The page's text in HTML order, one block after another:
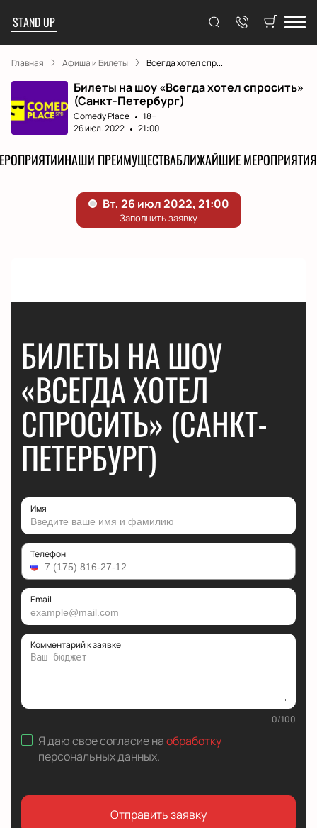
STAND UP
Главная Афиша и Билеты Всегда хотел спр...
Билеты на шоу «Всегда хотел спросить»
(Санкт-Петербург)
Comedy Place
18+
26 июл. 2022
21:00
НАШИ ПРЕИМУЩЕСТВАБЛИЖАЙШИЕ МЕРОПРИЯТИЯ
БИЛЕТЫ НА ШОУ
«ВСЕГДА ХОТЕЛ
СПРОСИТЬ» (САНКТ-
ПЕТЕРБУРГ)
Имя
Телефон
Email
Комментарий к заявке
0/100
Я даю свое согласие наобработку
персональных данных.
Отправить заявку